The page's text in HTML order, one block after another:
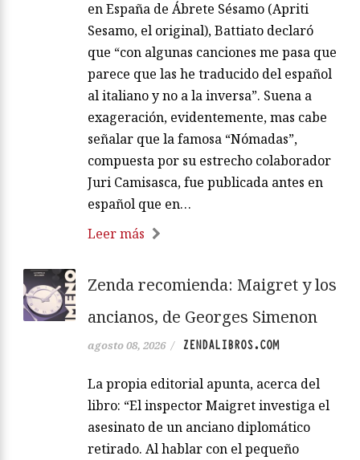
en España de Ábrete Sésamo (Apriti
Sesamo, el original), Battiato declaró
que “con algunas canciones me pasa que
parece que las he traducido del español
al italiano y no a la inversa”. Suena a
exageración, evidentemente, mas cabe
señalar que la famosa “Nómadas”,
compuesta por su estrecho colaborador
Juri Camisasca, fue publicada antes en
español que en…
Leer más
Zenda recomienda: Maigret y los
ancianos, de Georges Simenon
agosto 08, 2026 / ZENDALIBROS.COM
La propia editorial apunta, acerca del
libro: “El inspector Maigret investiga el
asesinato de un anciano diplomático
retirado. Al hablar con el pequeño